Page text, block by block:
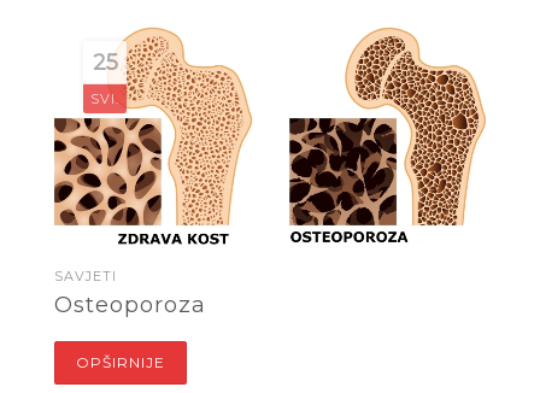
25
SVI.
SAVJETI
Osteoporoza
OPŠIRNIJE